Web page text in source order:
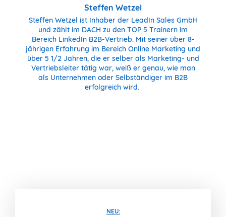
Steffen Wetzel
Steffen Wetzel ist Inhaber der LeadIn Sales GmbH
und zählt im DACH zu den TOP 5 Trainern im
Bereich LinkedIn B2B-Vertrieb. Mit seiner über 8-
jährigen Erfahrung im Bereich Online Marketing und
über 5 1/2 Jahren, die er selber als Marketing- und
Vertriebsleiter tätig war, weiß er genau, wie man
als Unternehmen oder Selbständiger im B2B
erfolgreich wird.
NEU: